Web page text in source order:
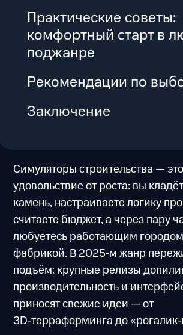
Практические советы:
комфортный старт в
поджанре
Рекомендации по
Заключение
Симуляторы строительства —
удовольствие от роста: вы
камень, настраиваете логику
считаете бюджет, а через пару
любуетесь работающим
фабрикой. В 2025‑м жанр
подъём: крупные релизы
производительность и
приносят свежие идеи — от
3D‑терраформинга до